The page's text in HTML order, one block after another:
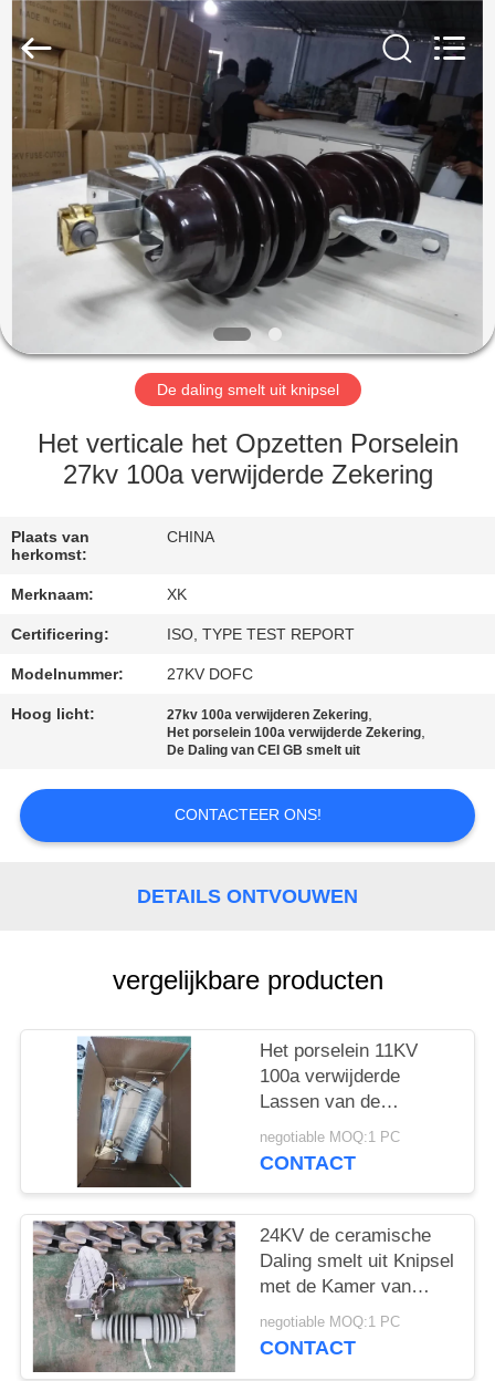
HUIS
PRODUCTEN
ONGEVEER
FABRIEKSREIS
KWALITEITSCONTROLE
ONS
VERZOEK
OM
EEN
CITAAT
SITEMAP
PRIVACY
EQUIPMENT
CO.,LTD.
Rights
Reserved.
Developed
De daling smelt uit knipsel
Het verticale het Opzetten Porselein
27kv 100a verwijderde Zekering
Plaats van
herkomst:
CHINA
Merknaam: XK
Certificering: ISO, TYPE TEST REPORT
Modelnummer: 27KV DOFC
Hoog licht: 27kv 100a verwijderen Zekering,
Het porselein 100a verwijderde Zekering,
De Daling van CEI GB smelt uit
CONTACTEER ONS!
DETAILS ONTVOUWEN
vergelijkbare producten
Het porselein 11KV
100a verwijderde
Lassen van de
Zekeringsvlek 540
Creepage
negotiable MOQ:1 PC
CONTACT
24KV de ceramische
Daling smelt uit Knipsel
met de Kamer van
Boogextingquishing
negotiable MOQ:1 PC
CONTACT